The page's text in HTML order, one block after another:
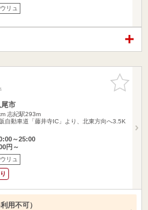
リュ
お気に入
りに追加
市
志紀駅293m
自動車道「藤井寺IC」より、北東方向へ3.5K
～25:00
円～
リュ
用不可）